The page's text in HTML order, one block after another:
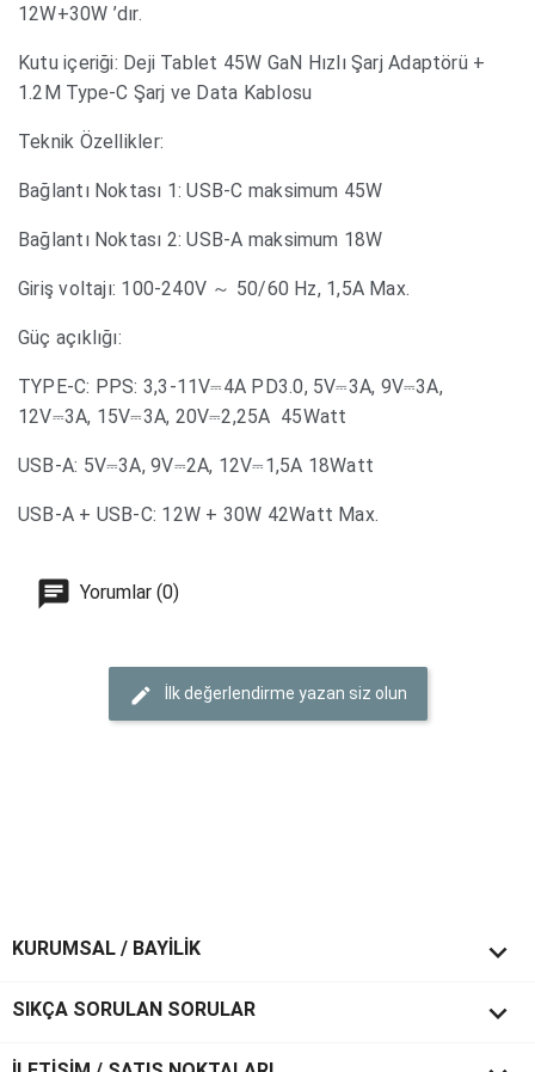
12W+30W ’dır.
Kutu içeriği: Deji Tablet 45W GaN Hızlı Şarj Adaptörü +
1.2M Type-C Şarj ve Data Kablosu
Teknik Özellikler:
Bağlantı Noktası 1: USB-C maksimum 45W
Bağlantı Noktası 2: USB-A maksimum 18W
Giriş voltajı: 100-240V ～ 50/60 Hz, 1,5A Max.
Güç açıklığı:
TYPE-C: PPS: 3,3-11V⎓4A PD3.0, 5V⎓3A, 9V⎓3A,
12V⎓3A, 15V⎓3A, 20V⎓2,25A 45Watt
USB-A: 5V⎓3A, 9V⎓2A, 12V⎓1,5A 18Watt
USB-A + USB-C: 12W + 30W 42Watt Max.
Yorumlar (0)
İlk değerlendirme yazan siz olun
KURUMSAL / BAYİLİK 
SIKÇA SORULAN SORULAR 